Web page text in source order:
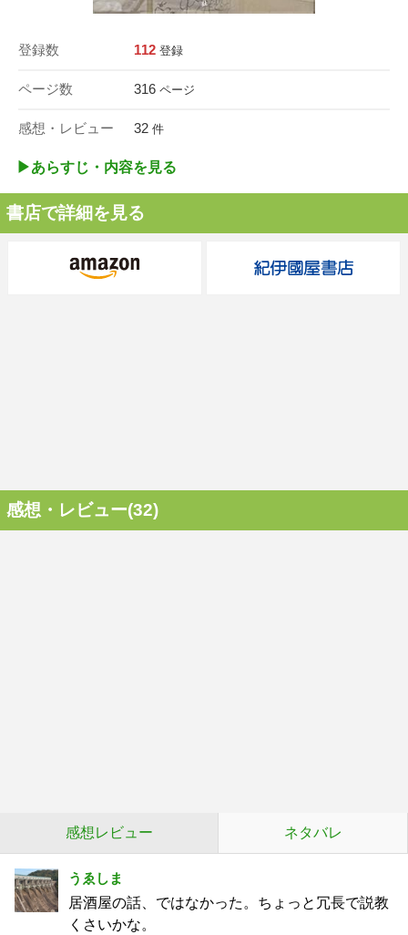
登録数 112 登録
ページ数 316 ページ
感想・レビュー 32 件
▶︎あらすじ・内容を見る
書店で詳細を見る
感想・レビュー(32)
感想レビュー ネタバレ
うゑしま
居酒屋の話、ではなかった。ちょっと冗長で説教
くさいかな。